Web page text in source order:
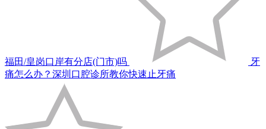
福田/皇岗口岸有分店(门市)吗
牙
痛怎么办？深圳口腔诊所教你快速止牙痛